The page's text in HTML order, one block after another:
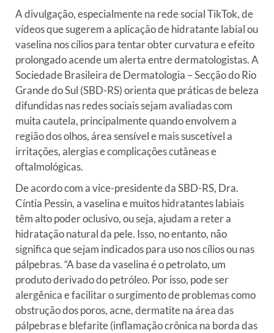
A divulgação, especialmente na rede social TikTok, de
vídeos que sugerem a aplicação de hidratante labial ou
vaselina nos cílios para tentar obter curvatura e efeito
prolongado acende um alerta entre dermatologistas. A
Sociedade Brasileira de Dermatologia – Secção do Rio
Grande do Sul (SBD-RS) orienta que práticas de beleza
difundidas nas redes sociais sejam avaliadas com
muita cautela, principalmente quando envolvem a
região dos olhos, área sensível e mais suscetível a
irritações, alergias e complicações cutâneas e
oftalmológicas.
De acordo com a vice-presidente da SBD-RS, Dra.
Cíntia Pessin, a vaselina e muitos hidratantes labiais
têm alto poder oclusivo, ou seja, ajudam a reter a
hidratação natural da pele. Isso, no entanto, não
significa que sejam indicados para uso nos cílios ou nas
pálpebras. “A base da vaselina é o petrolato, um
produto derivado do petróleo. Por isso, pode ser
alergênica e facilitar o surgimento de problemas como
obstrução dos poros, acne, dermatite na área das
pálpebras e blefarite (inflamação crônica na borda das